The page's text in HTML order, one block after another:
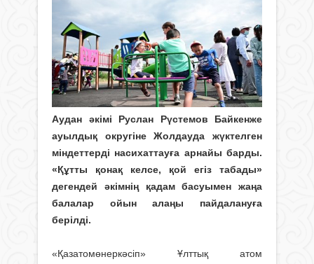
Аудан әкімі Руслан Рүстемов Байкенже
ауылдық округіне Жолдауда жүктелген
міндеттерді насихаттауға арнайы барды.
«Құтты қонақ келсе, қой егіз табады»
дегендей әкімнің қадам басуымен жаңа
балалар ойын алаңы пайдалануға
берілді.
«Қазатомөнеркәсіп» Ұлттық атом